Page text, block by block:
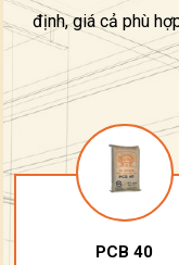
định, giá cả phù
PCB 40